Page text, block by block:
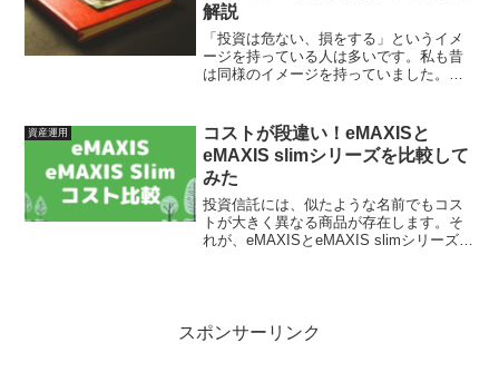
解説
「投資は危ない、損をする」というイメ
ージを持っている人は多いです。私も昔
は同様のイメージを持っていました。し
ん、投資にもリスクはあり、必ず損をし
ないとは言い切れません。投...
資産運用
コストが段違い！eMAXISと
eMAXIS slimシリーズを比較して
みた
投資信託には、似たような名前でもコス
トが大きく異なる商品が存在します。そ
れが、eMAXISとeMAXIS slimシリーズで
スポンサーリンク